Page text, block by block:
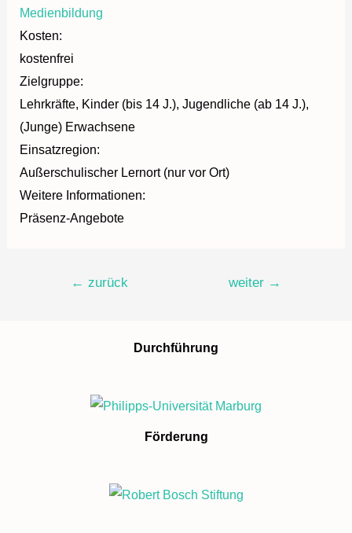
Medienbildung
Kosten:
kostenfrei
Zielgruppe:
Lehrkräfte, Kinder (bis 14 J.), Jugendliche (ab 14 J.),
(Junge) Erwachsene
Einsatzregion:
Außerschulischer Lernort (nur vor Ort)
Weitere Informationen:
Präsenz-Angebote
Beitragsnavigation
← zurück weiter →
Durchführung
Förderung